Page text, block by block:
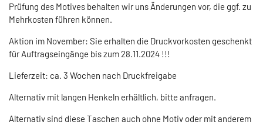
Prüfung des Motives behalten wir uns Änderungen vor, die ggf. zu
Mehrkosten führen können.
Aktion im November: Sie erhalten die Druckvorkosten geschenkt
für Auftragseingänge bis zum 28.11.2024 !!!
Lieferzeit: ca. 3 Wochen nach Druckfreigabe
Alternativ mit langen Henkeln erhältlich, bitte anfragen.
Alternativ sind diese Taschen auch ohne Motiv oder mit anderem